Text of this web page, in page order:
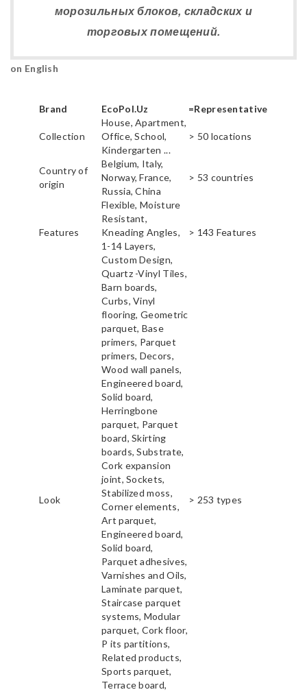
морозильных блоков, складских и
торговых помещений.
on English
Brand EcoPol.Uz =Representative
Collection
House, Apartment,
Office, School,
Kindergarten ...
> 50 locations
Country of
origin
Belgium, Italy,
Norway, France,
Russia, China
> 53 countries
Features
Flexible, Moisture
Resistant,
Kneading Angles,
1-14 Layers,
Custom Design,
> 143 Features
Look
Quartz -Vinyl Tiles,
Barn boards,
Curbs, Vinyl
flooring, Geometric
parquet, Base
primers, Parquet
primers, Decors,
Wood wall panels,
Engineered board,
Solid board,
Herringbone
parquet, Parquet
board, Skirting
boards, Substrate,
Cork expansion
joint, Sockets,
Stabilized moss,
Corner elements,
Art parquet,
Engineered board,
Solid board,
Parquet adhesives,
Varnishes and Oils,
Laminate parquet,
Staircase parquet
systems, Modular
parquet, Cork floor,
P its partitions,
Related products,
Sports parquet,
Terrace board,
> 253 types